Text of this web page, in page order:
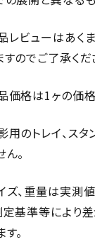
ビューはあく
すのでご了承くだ
格は1ヶの価格
のトレイ、ス
。
、重量は実測
定基準等により
。